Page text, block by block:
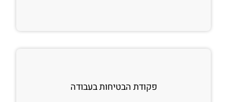
פקודת הבטיחות בעבודה